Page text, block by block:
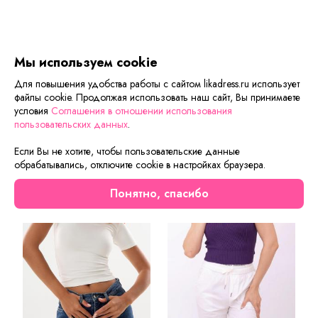
Сейчас на сайте смотрят
Осталось мало
Новинка
Скидка
Мы используем cookie
Для повышения удобства работы с сайтом likadress.ru использует
файлы cookie. Продолжая использовать наш сайт, Вы принимаете
условия Соглашения в отношении использования
пользовательских данных.
Если Вы не хотите, чтобы пользовательские данные
обрабатывались, отключите cookie в настройках браузера.
Понятно, спасибо